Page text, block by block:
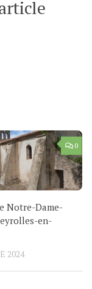
0
Notre-Dame-
en-
2024